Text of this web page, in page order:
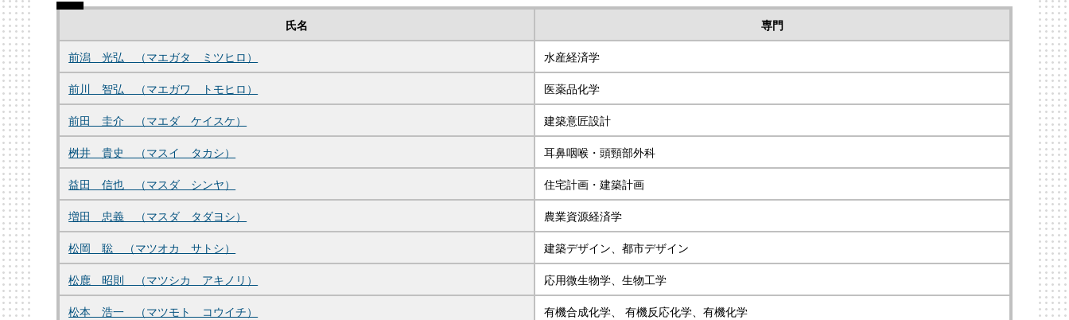
氏名
専門
前潟 光弘 （マエガタ ミツヒロ）
水産経済学
前川 智弘 （マエガワ トモヒロ）
医薬品化学
前田 圭介 （マエダ ケイスケ）
建築意匠設計
桝井 貴史 （マスイ タカシ）
耳鼻咽喉・頭頸部外科
益田 信也 （マスダ シンヤ）
住宅計画・建築計画
増田 忠義 （マスダ タダヨシ）
農業資源経済学
松岡 聡 （マツオカ サトシ）
建築デザイン、都市デザイン
松鹿 昭則 （マツシカ アキノリ）
応用微生物学、生物工学
松本 浩一 （マツモト コウイチ）
有機合成化学、 有機反応化学、有機化学